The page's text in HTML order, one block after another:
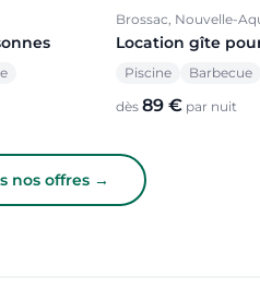
Brossac, Nouvelle-
Location gîte
Piscine Barbecue
dès 89 € par nuit
nos offres →